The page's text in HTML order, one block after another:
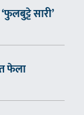
सारी’
फेला